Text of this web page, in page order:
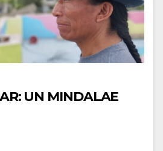
UN MINDALAE